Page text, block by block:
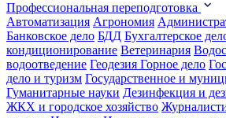
Профессиональная переподготовка
Автоматизация Агрономия
Банковское дело БДД Бухгалтерское
кондиционирование Ветеринария
водоотведение Геодезия Горное дело
дело и туризм Государственное и
Гуманитарные науки Дезинфекция и
ЖКХ и городское хозяйство